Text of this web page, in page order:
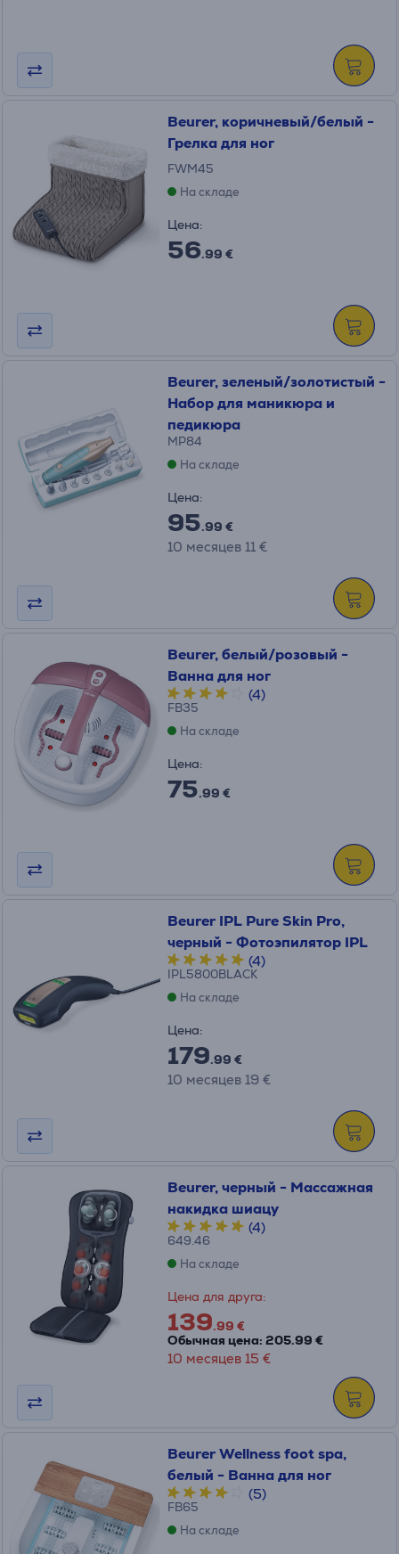
Beurer, коричневый/белый -
Грелка для ног
FWM45
На складе
Цена:
56.99 €
Beurer, зеленый/золотистый -
Набор для маникюра и
педикюра
MP84
На складе
Цена:
95.99 €
10 месяцев 11 €
Beurer, белый/розовый -
Ванна для ног
(4)
FB35
На складе
Цена:
75.99 €
Beurer IPL Pure Skin Pro,
черный - Фотоэпилятор IPL
(4)
IPL5800BLACK
На складе
Цена:
179.99 €
10 месяцев 19 €
Beurer, черный - Массажная
накидка шиацу
(4)
649.46
На складе
Цена для друга:
139.99 €
Обычная цена: 205.99 €
10 месяцев 15 €
Beurer Wellness foot spa,
белый - Ванна для ног
(5)
FB65
На складе